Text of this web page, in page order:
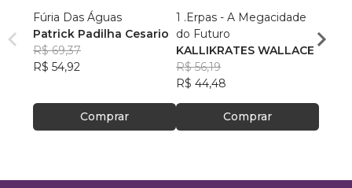
Fúria Das Águas
Patrick Padilha Cesario
R$ 69,37
R$ 54,92
Comprar
1 .Erpas - A Megacidade
do Futuro
KALLIKRATES WALLACE
R$ 56,19
R$ 44,48
Comprar
21